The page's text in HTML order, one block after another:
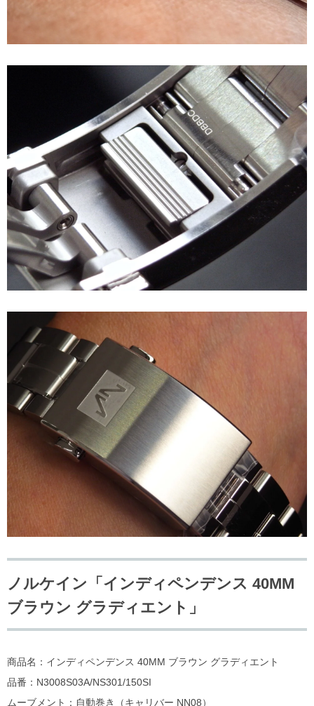
ノルケイン「インディペンデンス 40MM
ブラウン グラディエント」
商品名：インディペンデンス 40MM ブラウン グラディエント
品番：N3008S03A/NS301/150SI
ムーブメント：自動巻き（キャリバー NN08）